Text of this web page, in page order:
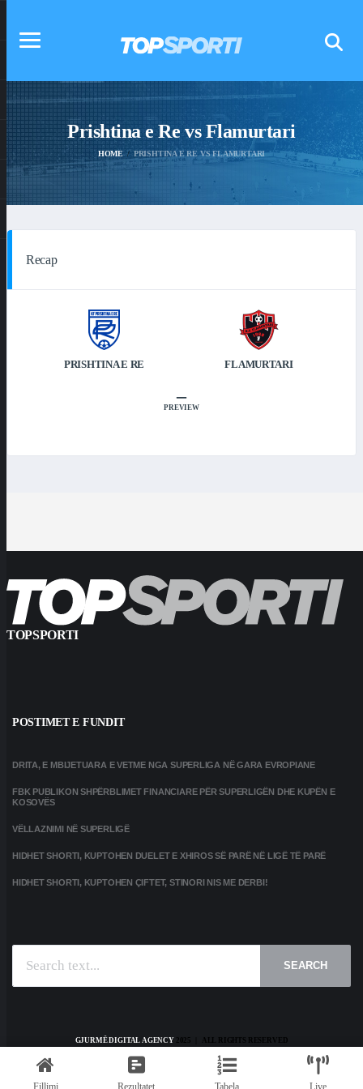
Prishtina e Re vs Flamurtari
HOME PRISHTINA E RE VS FLAMURTARI
Recap
PRISHTINA E RE FLAMURTARI
–
PREVIEW
TOPSPORTI
POSTIMET E FUNDIT
DRITA, E MBIJETUARA E VETME NGA SUPERLIGA NË GARA EVROPIANE
FBK PUBLIKON SHPËRBLIMET FINANCIARE PËR SUPERLIGËN DHE KUPËN E
KOSOVËS
VËLLAZNIMI NË SUPERLIGË
HIDHET SHORTI, KUPTOHEN DUELET E XHIROS SË PARË NË LIGË TË PARË
HIDHET SHORTI, KUPTOHEN ÇIFTET, STINORI NIS ME DERBI!
SEARCH
GJURMË DIGITAL AGENCY2025 | ALL RIGHTS RESERVED
TERMS AND CONDITIONS
Fillimi Rezultatet Tabela Live